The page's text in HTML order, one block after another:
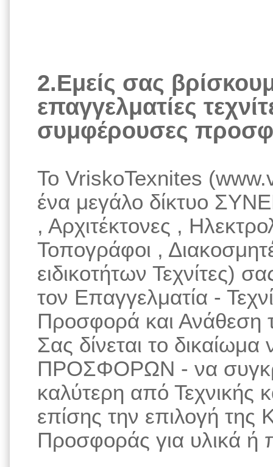
2.Εμείς σας
επαγγελματίες
συμφέρουσες
Το VriskoTexnites
ένα μεγάλο δίκτυο
, Αρχιτέκτονες ,
Τοπογράφοι ,
ειδικοτήτων Τεχνίτες)
τον Επαγγελματία -
Προσφορά και Ανάθεση
Σας δίνεται το δικαίωμα
ΠΡΟΣΦΟΡΩΝ - να
καλύτερη από Τεχνικής
επίσης την επιλογή της
Προσφοράς για υλικά ή